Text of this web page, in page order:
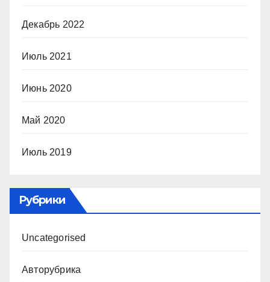
Декабрь 2022
Июль 2021
Июнь 2020
Май 2020
Июль 2019
Рубрики
Uncategorised
Авторубрика